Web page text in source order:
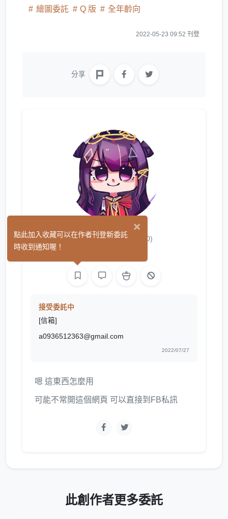
繪圖委託 Q 版 全年齡向
2022-05-23 09:52 刊登
分享
一千零一夜 (0)
接受委託中
[信箱]
a0936512363@gmail.com
2022/07/27
嗯 這東西怎麼用
可能不常開這個網頁 可以直接到FB私訊
此創作者更多委託
×
點此加入收藏可以在作者刊登新委託
時收到通知喔！